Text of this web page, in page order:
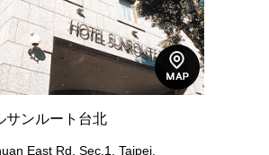
サンルート台北
East Rd, Sec.1, Taipei,